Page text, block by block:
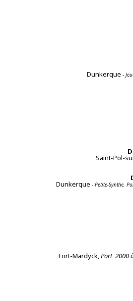
Dunkerque -
Saint-Pol-
Dunkerque - Petite-Synthe,
Fort-Mardyck,Port 2000